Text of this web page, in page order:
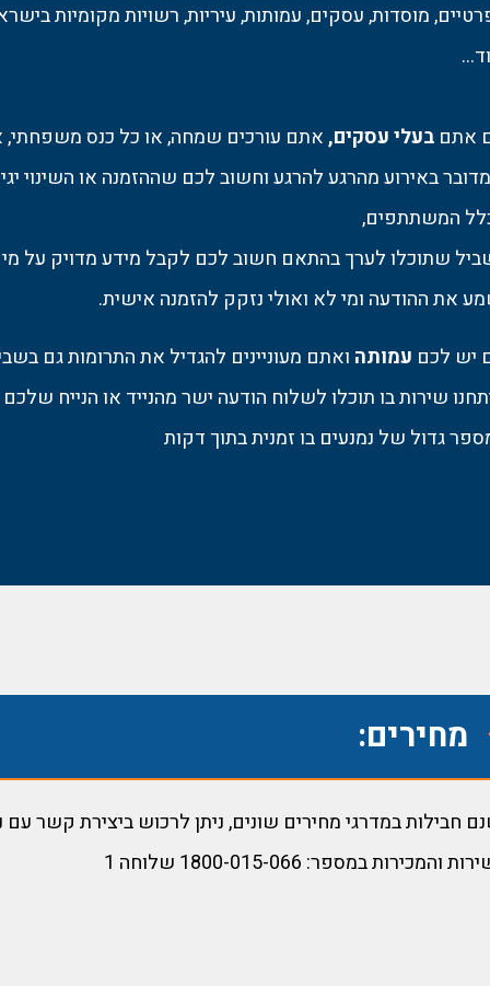
מוסדות, עסקים, עמותות, עיריות, רשויות מקומיות
אתם בעלי עסקים,אתם עורכים שמחה, או כל כנס משפחתי,
באירוע מהרגע להרגע וחשוב לכם שההזמנה או השינוי
המשתתפים,
שתוכלו לערך בהתאם חשוב לכם לקבל מידע מדויק על
את ההודעה ומי לא ואולי נזקק להזמנה אישית.
יש לכם עמותה ואתם מעוניינים להגדיל את התרומות גם
שירות בו תוכלו לשלוח הודעה ישר מהנייד או הנייח שלכם
גדול של נמנעים בו זמנית בתוך דקות
מחירים:
חבילות במדרגי מחירים שונים, ניתן לרכוש ביצירת קשר עם
והמכירות במספר: 1800-015-066 שלוחה 1